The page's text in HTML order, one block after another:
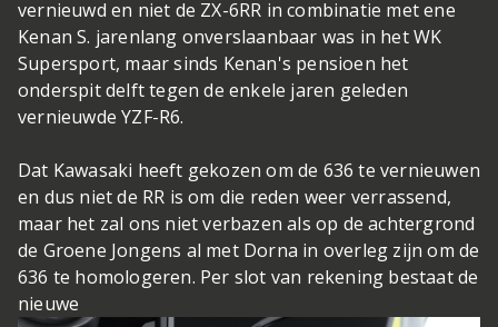
vernieuwd en niet de ZX-6RR in combinatie met ene
Kenan S. jarenlang onverslaanbaar was in het WK
Supersport, maar sinds Kenan's pensioen het
onderspit delft tegen de enkele jaren geleden
vernieuwde YZF-R6.
Dat Kawasaki heeft gekozen om de 636 te vernieuwen
en dus niet de RR is om die reden weer verrassend,
maar het zal ons niet verbazen als op de achtergrond
de Groene Jongens al met Dorna in overleg zijn om de
636 te homologeren. Per slot van rekening bestaat de
nieuwe